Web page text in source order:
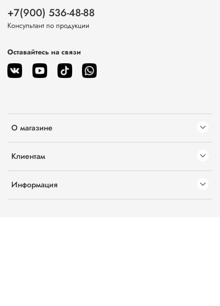
О магазине
Клиентам
Информация
+7(900) 536-48-88
Консультант по продукции
Оставайтесь на связи